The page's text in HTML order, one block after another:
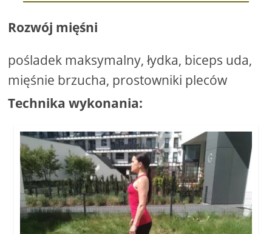
Rozwój mięśni
pośladek maksymalny, łydka, biceps uda,
mięśnie brzucha, prostowniki pleców
Technika wykonania: